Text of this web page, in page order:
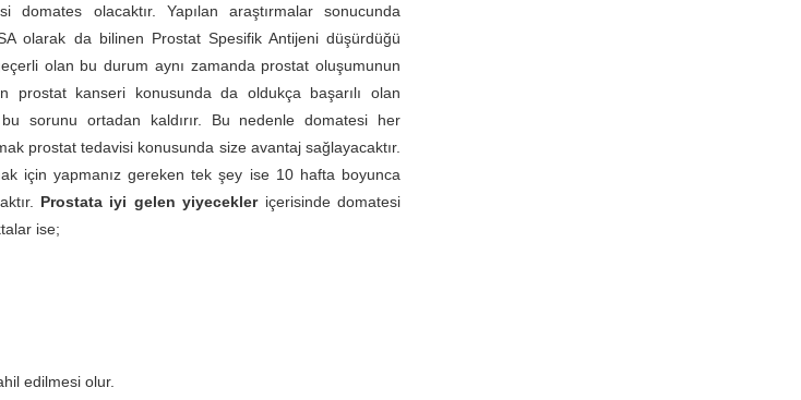
domates olacaktır. Yapılan araştırmalar sonucunda
olarak da bilinen Prostat Spesifik Antijeni düşürdüğü
olan bu durum aynı zamanda prostat oluşumunun
prostat kanseri konusunda da oldukça başarılı olan
sorunu ortadan kaldırır. Bu nedenle domatesi her
prostat tedavisi konusunda size avantaj sağlayacaktır.
için yapmanız gereken tek şey ise 10 hafta boyunca
Prostata iyi gelen yiyecekleriçerisinde domatesi
ise;
edilmesi olur.